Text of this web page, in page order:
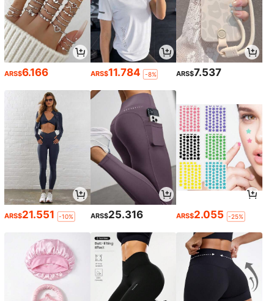
ARS$6.166 ARS$11.784 -8% ARS$7.537
ARS$21.551 -10% ARS$25.316 ARS$2.055 -25%